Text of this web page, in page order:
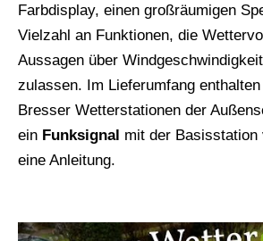
Farbdisplay, einen großräumigen
Vielzahl an Funktionen, die
Aussagen über
zulassen. Im Lieferumfang
Bresser Wetterstationen der
ein Funksignal mit der Basisstation
eine Anleitung.